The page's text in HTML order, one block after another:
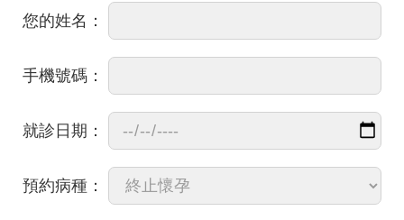
您的姓名：
手機號碼：
就診日期：
預約病種：